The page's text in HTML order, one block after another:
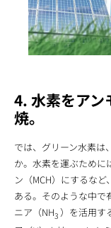
4. 水素をアン
焼。
では、グリーン水素は
か。水素を運ぶために
ン（MCH）にするな
ある。そのような中で
ニア（NH3 ）を活用す